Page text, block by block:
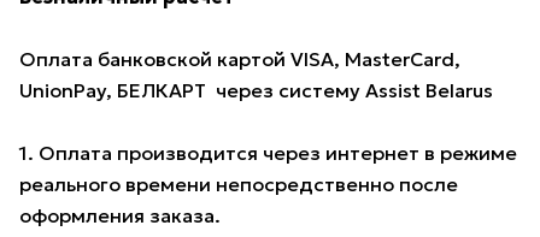
Оплата банковской картой VISA, MasterCard,
UnionPay, БЕЛКАРТ через систему Assist Belarus
1. Оплата производится через интернет в режиме
реального времени непосредственно после
оформления заказа.